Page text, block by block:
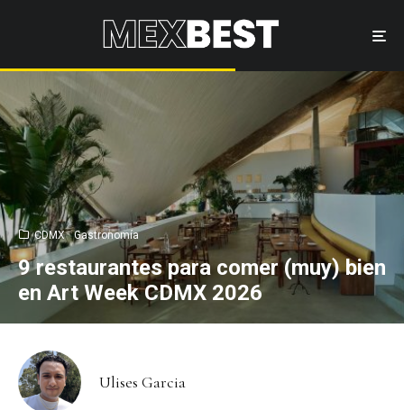
CDMX Gastronomía
9 restaurantes para comer (muy) bien
en Art Week CDMX 2026
Ulises Garcia